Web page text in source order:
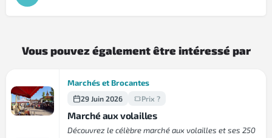
Vous pouvez également être intéressé par
Marchés et Brocantes
29 Juin 2026 Prix ?
Marché aux volailles
Découvrez le célèbre marché aux volailles et ses 250